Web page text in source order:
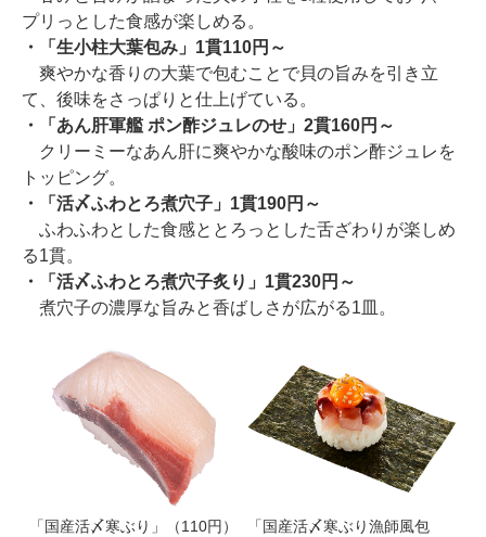
プリっとした食感が楽しめる。
・「生小柱大葉包み」1貫110円～
爽やかな香りの大葉で包むことで貝の旨みを引き立
て、後味をさっぱりと仕上げている。
・「あん肝軍艦 ポン酢ジュレのせ」2貫160円～
クリーミーなあん肝に爽やかな酸味のポン酢ジュレを
トッピング。
・「活〆ふわとろ煮穴子」1貫190円～
ふわふわとした食感ととろっとした舌ざわりが楽しめ
る1貫。
・「活〆ふわとろ煮穴子炙り」1貫230円～
煮穴子の濃厚な旨みと香ばしさが広がる1皿。
「国産活〆寒ぶり」（110円）
「国産活〆寒ぶり漁師風包